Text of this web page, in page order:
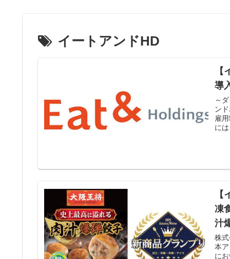
イートアンドHD
導
～
ン
雇
に
凍
汁
株
本
に